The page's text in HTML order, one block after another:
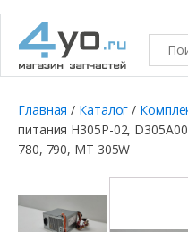
Главная / Каталог /
питания H305P-02,
780, 790, MT 305W